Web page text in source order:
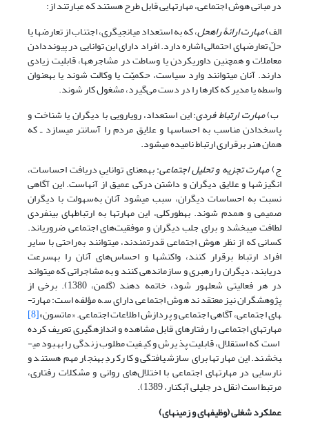
در مبانی هوش اجتماعی، مهارت­هایی قابل طرح هستند که عبارتند از:
الف)مهارت ارائۀ راه­حل، که به استعداد میانجی­گری، اجتناب از تعارض­ها یا
حلّ تعارض­های احتمالی اشاره دارد. افراد دارای این توانایی در پیونددادن
معاملات و همچنین داوری­کردن یا وساطت در مشاجره­ها، قابلیت زیادی
دارند. آنان می­توانند وارد سیاست، حکمیّت یا وکالت شوند یا به­عنوان
واسطه یا مدیر که کارها را در دست می‌گیرد، مشغول کار شوند.
ب)مهارت ارتباط فردی: این استعداد، رویارویی با دیگران یا شناخت و
پاسخ­دادن مناسب به احساس­ها و علایق مردم را آسان­تر می­سازد ـ که
همان هنر برقراری ارتباط نامیده می­شود.
ج)مهارت تجزیه و تحلیل اجتماعی: به­معنای تواناییِ دریافت احساسات،
انگیزش­ها و علایق دیگران و داشتن درکی عمیق از آنهاست. این آگاهی
نسبت­ به احساسات دیگران، سبب می­شود آنان به‌سهولت با دیگران
صمیمی و همدم شوند. به­طورکلی، این مهارت­ها به ارتباط­های بین­فردی
لطافت می­بخشد و برای جلب دیگران و موفقیت‌های اجتماعی ضروری­اند.
کسانی که از نظر هوش اجتماعی قدرتمندند، می­توانند به‌راحتی با سایر
افراد ارتباط برقرار کنند، واکنش­ها و احساس‌های آنان را به­سرعت
دریابند، دیگران را رهبری و سازماندهی کنند و به مشاجراتی که می­تواند
در هر فعالیتی شعله­ور شود، خاتمه دهند (گلمن، 1380). برخی از
پژوهشگران نیز معتقدند هوش اجتماعی دارای سه­ مؤلفه­ است: مهارت­
های اجتماعی، آگاهی اجتماعی و پردازش اطلاعات اجتماعی. «ماتسون»[8]
مهارت­های اجتماعی را رفتارهای قابل مشاهده و اندازه­گیری تعریف کرده
است که استقلال، قابلیت پذیرش و کیفیت مطلوب زندگی را بهبود می­
بخشند. این مهارت­ها برای سازش­یافتگی و کارکردِ بهنجار مهم هستند و
نارسایی در مهارت­های اجتماعی با اختلال‌های روانی و مشکلات رفتاری،
مرتبط است (نقل در جلیلی آبکنار، 1389).
عملکرد شغلی (وظیفه­ای و زمینه­ای)